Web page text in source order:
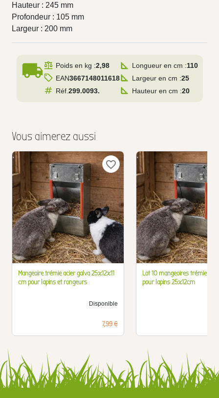
Hauteur : 245 mm
Profondeur : 105 mm
Largeur : 200 mm
local_shipping Poids en kg :2,98
EAN3667148011618
Réf. 299.0093.
Longueur en cm :110
Largeur en cm :25
Hauteur en cm :20
Vous aimerez aussi
favorite_border
Mangeoire trémie acier galva 25x12x11
cm pour lapins et rongeurs
Disponible
Prix
7,99 €
Lot 10 mangeoires trémie
pour lapins 25x12cm